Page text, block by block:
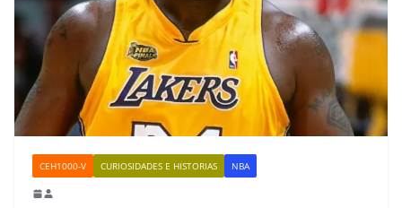
CEH1000-V CURIOSIDADES E HISTORIAS NBA